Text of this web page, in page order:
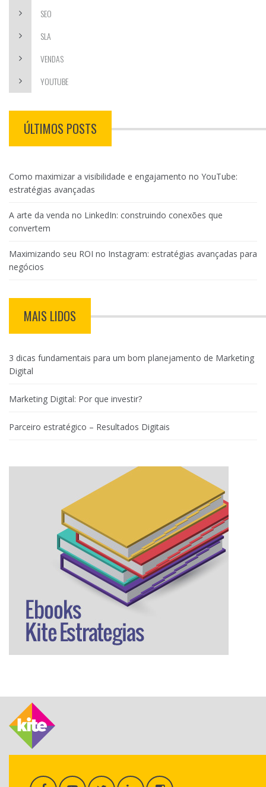
SEO
SLA
VENDAS
YOUTUBE
ÚLTIMOS POSTS
Como maximizar a visibilidade e engajamento no YouTube:
estratégias avançadas
A arte da venda no LinkedIn: construindo conexões que
convertem
Maximizando seu ROI no Instagram: estratégias avançadas para
negócios
MAIS LIDOS
3 dicas fundamentais para um bom planejamento de Marketing
Digital
Marketing Digital: Por que investir?
Parceiro estratégico – Resultados Digitais